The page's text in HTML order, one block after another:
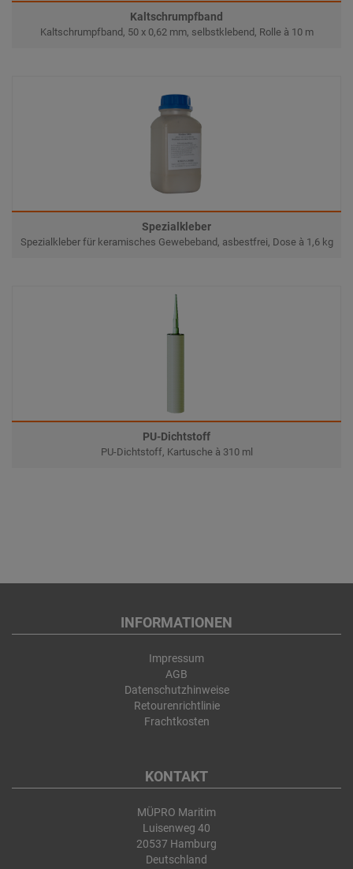
Kaltschrumpfband
Kaltschrumpfband, 50 x 0,62 mm, selbstklebend, Rolle à 10 m
Spezialkleber
Spezialkleber für keramisches Gewebeband, asbestfrei, Dose à 1,6 kg
PU-Dichtstoff
PU-Dichtstoff, Kartusche à 310 ml
INFORMATIONEN
Impressum
AGB
Datenschutzhinweise
Retourenrichtlinie
Frachtkosten
KONTAKT
MÜPRO Maritim
Luisenweg 40
20537 Hamburg
Deutschland